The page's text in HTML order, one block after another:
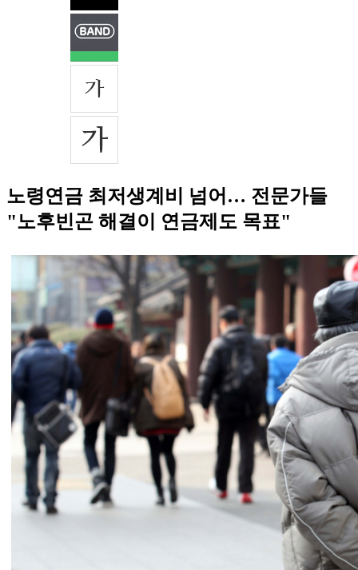
노령연금 최저생계비 넘어… 전문가들
"노후빈곤 해결이 연금제도 목표"